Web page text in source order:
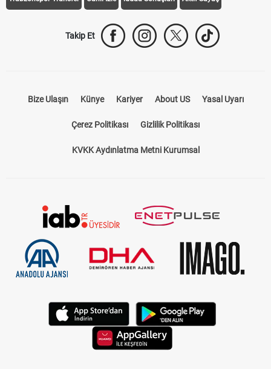
Trabzonspor Transfer Canlı İzle iddaa Sonuçları Aktif Sayaç